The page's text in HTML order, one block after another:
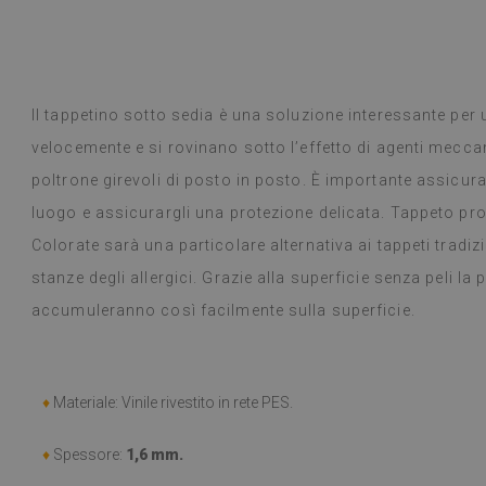
Il tappetino sotto sedia è una soluzione interessante
velocemente e si rovinano sotto l’effetto di agenti
poltrone girevoli di posto in posto. È importante
luogo e assicurargli una protezione delicata. Tappeto
Colorate sarà una particolare alternativa ai tappeti
stanze degli allergici. Grazie alla superficie senza peli la
accumuleranno così facilmente sulla superficie.
♦ Materiale: Vinile rivestito in rete PES.
♦ Spessore: 1,6 mm.
vedi originale )
Piastrelle in
selezione di
prodotto è
promesso, era
semplice,
ancora stupita
fare un lavoro
Leggi di più
1 anno fa